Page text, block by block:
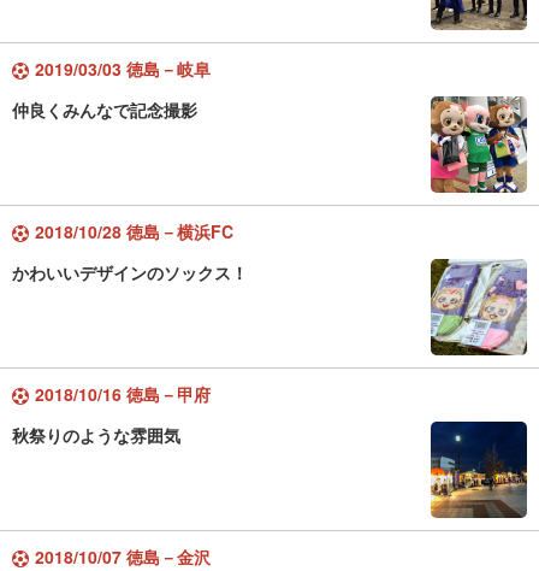
2019/03/03 徳島－岐阜
仲良くみんなで記念撮影
2018/10/28 徳島－横浜FC
かわいいデザインのソックス！
2018/10/16 徳島－甲府
秋祭りのような雰囲気
2018/10/07 徳島－金沢